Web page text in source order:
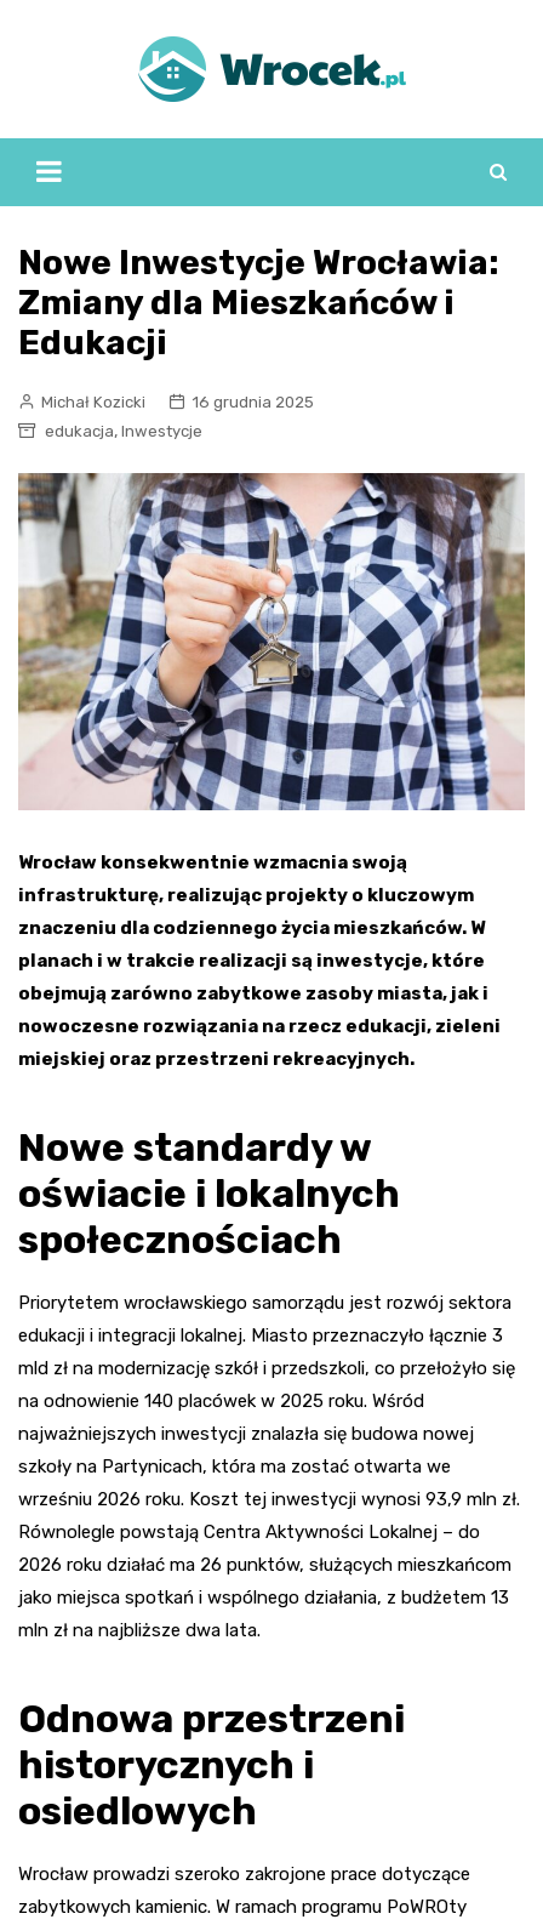
Nowe Inwestycje Wrocławia:
Zmiany dla Mieszkańców i
Edukacji
Michał Kozicki
16 grudnia 2025
edukacja, Inwestycje
Wrocław konsekwentnie wzmacnia swoją
infrastrukturę, realizując projekty o kluczowym
znaczeniu dla codziennego życia mieszkańców. W
planach i w trakcie realizacji są inwestycje, które
obejmują zarówno zabytkowe zasoby miasta, jak i
nowoczesne rozwiązania na rzecz edukacji, zieleni
miejskiej oraz przestrzeni rekreacyjnych.
Nowe standardy w
oświacie i lokalnych
społecznościach
Priorytetem wrocławskiego samorządu jest rozwój sektora
edukacji i integracji lokalnej. Miasto przeznaczyło łącznie 3
mld zł na modernizację szkół i przedszkoli, co przełożyło się
na odnowienie 140 placówek w 2025 roku. Wśród
najważniejszych inwestycji znalazła się budowa nowej
szkoły na Partynicach, która ma zostać otwarta we
wrześniu 2026 roku. Koszt tej inwestycji wynosi 93,9 mln zł.
Równolegle powstają Centra Aktywności Lokalnej – do
2026 roku działać ma 26 punktów, służących mieszkańcom
jako miejsca spotkań i wspólnego działania, z budżetem 13
mln zł na najbliższe dwa lata.
Odnowa przestrzeni
historycznych i
osiedlowych
Wrocław prowadzi szeroko zakrojone prace dotyczące
zabytkowych kamienic. W ramach programu PoWROty